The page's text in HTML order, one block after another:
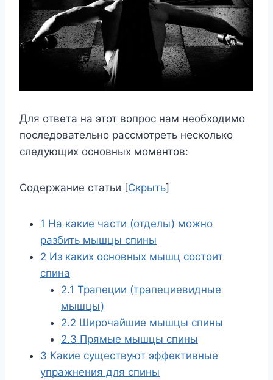
Для ответа на этот вопрос нам необходимо
последовательно рассмотреть несколько
следующих основных моментов:
Содержание статьи [Скрыть]
1 На какие части (отделы) можно
разбить мышцы спины
2 Из каких основных мышц состоит
спина
2.1 Трапеции (трапециевидные
мышцы)
2.2 Широчайшие мышцы спины
2.3 Прямые мышцы спины
3 Какие существуют эффективные
упражнения для спины